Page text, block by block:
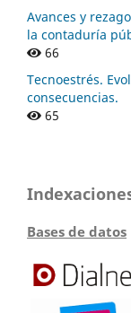
Avances y
la contaduría
66
Tecnoestrés.
consecuencias.
65
Bases de datos